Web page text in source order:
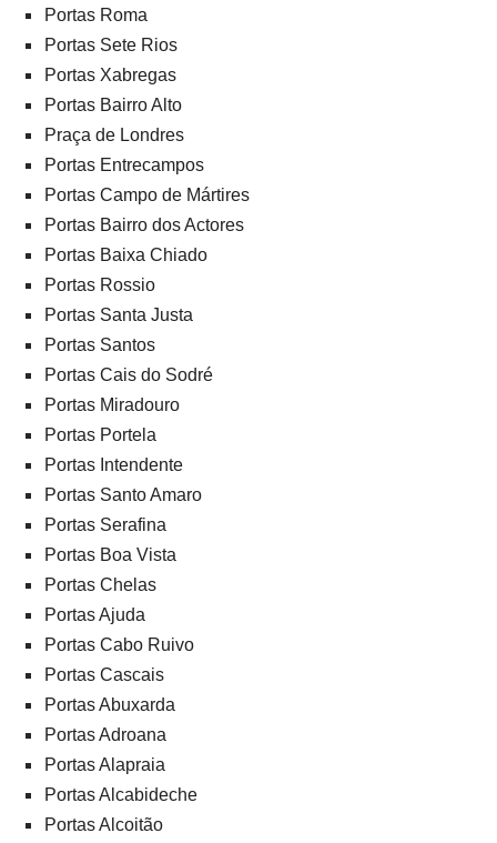
Portas Roma
Portas Sete Rios
Portas Xabregas
Portas Bairro Alto
Praça de Londres
Portas Entrecampos
Portas Campo de Mártires
Portas Bairro dos Actores
Portas Baixa Chiado
Portas Rossio
Portas Santa Justa
Portas Santos
Portas Cais do Sodré
Portas Miradouro
Portas Portela
Portas Intendente
Portas Santo Amaro
Portas Serafina
Portas Boa Vista
Portas Chelas
Portas Ajuda
Portas Cabo Ruivo
Portas Cascais
Portas Abuxarda
Portas Adroana
Portas Alapraia
Portas Alcabideche
Portas Alcoitão